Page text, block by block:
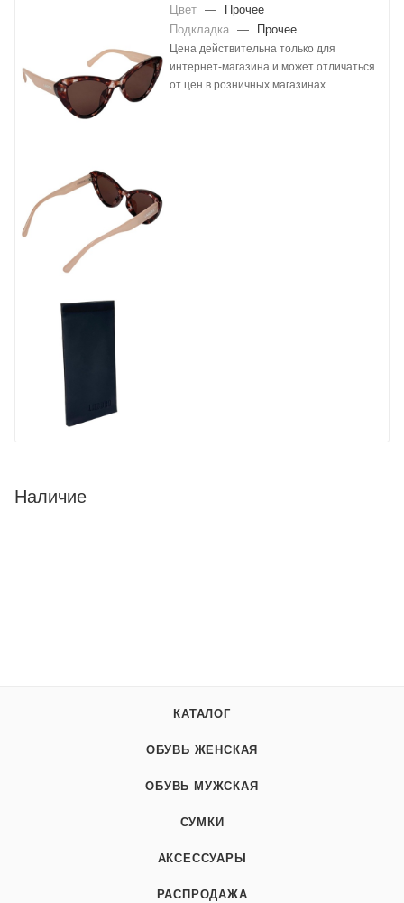
Цвет —
Прочее
Подкладка — Прочее
Цена действительна только для
интернет-магазина и может отличаться
от цен в розничных магазинах
Наличие
КАТАЛОГ
ОБУВЬ ЖЕНСКАЯ
ОБУВЬ МУЖСКАЯ
СУМКИ
АКСЕССУАРЫ
РАСПРОДАЖА